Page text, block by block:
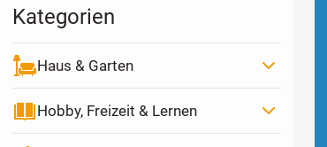
Kategorien
Haus & Garten
Hobby, Freizeit & Lernen